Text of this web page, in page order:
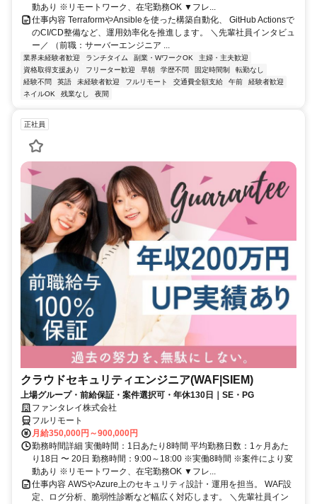
動あり ※リモートワーク、在宅勤務OK ▼フレ...
仕事内容 TerraformやAnsibleを使った構築自動化、 GitHub Actionsで
のCI/CD整備など、運用効率化を推進します。 ＼先輩社員インタビュ
ー／ （前職：サーバーエンジニア ...
業界未経験者歓迎 ランチタイム 副業・WワークOK
主婦・主夫歓迎
資格取得支援あり
フリーター歓迎 早朝 学歴不問 固定時間制
転勤なし
経験不問
英語 未経験者歓迎 フルリモート 交通費全額支給 午前
経験者歓迎
ネイルOK
残業なし 夜間
正社員
クラウドセキュリティエンジニア(WAF|SIEM)
上場グループ・前給保証・案件選択可・年休130日｜SE・PG
ファンタレイ株式会社
フルリモート
月給350,000円～900,000円
勤務時間詳細 実働時間：1日あたり8時間 平均勤務日数：1ヶ月あた
り18日 〜 20日 勤務時間：9:00～18:00 ※実働8時間 ※案件により変
動あり ※リモートワーク、在宅勤務OK ▼フレ...
仕事内容 AWSやAzure上のセキュリティ設計・運用を担当。 WAF設
定、ログ分析、脆弱性診断など幅広く対応します。 ＼先輩社員イン